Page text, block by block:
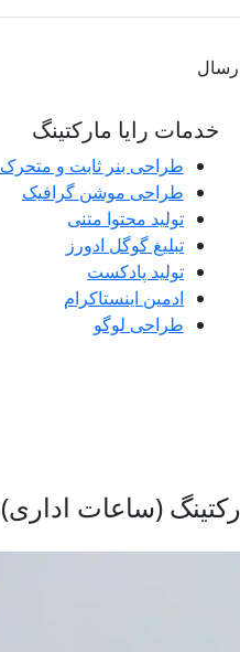
خدمات رایا مارکتینگ
طراحی بنر ثابت و متحرک
طراحی موشن گرافیک
تولید محتوا متنی
تبلیغ گوگل ادورز
تولید پادکست
ادمین اینستاکرام
طراحی لوگو
(ساعات اداری)